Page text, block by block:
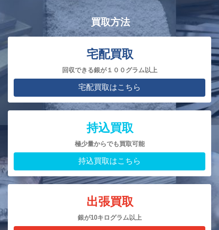
買取方法
宅配買取
回収できる銀が１００グラム以上
宅配買取はこちら
持込買取
極少量からでも買取可能
持込買取はこちら
出張買取
銀が10キログラム以上